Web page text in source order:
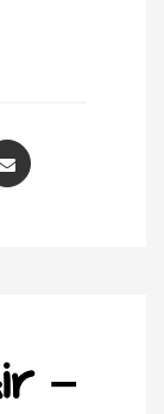
–